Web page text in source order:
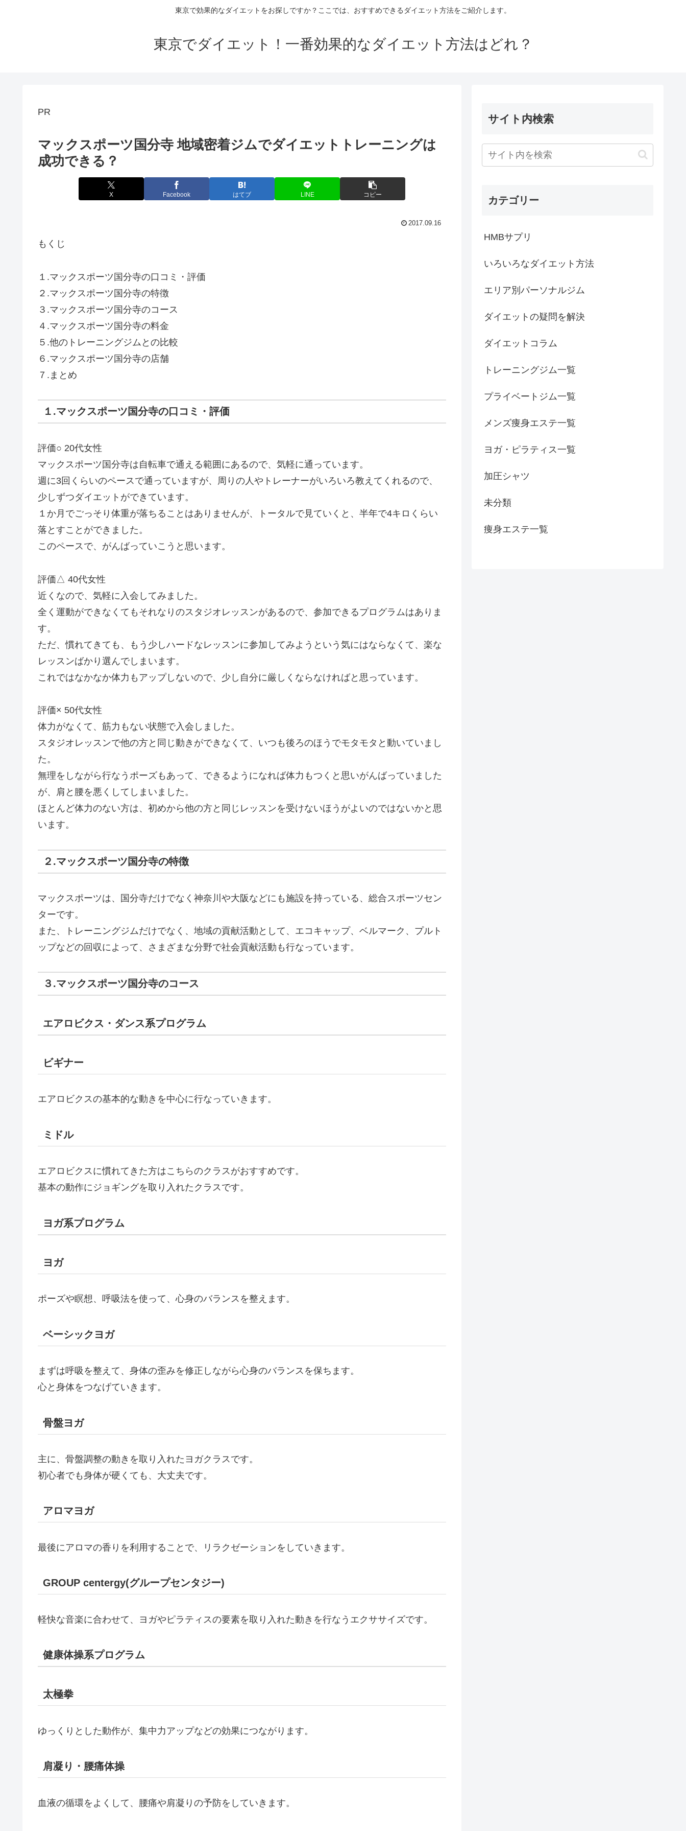
東京で効果的なダイエットをお探しですか？ここでは、おすすめできるダイエット方法をご紹介します。
東京でダイエット！一番効果的なダイエット方法はどれ？
PR
マックスポーツ国分寺 地域密着ジムでダイエットトレーニングは
成功できる？
X Facebook はてブ LINE コピー
2017.09.16
もくじ
１.マックスポーツ国分寺の口コミ・評価
２.マックスポーツ国分寺の特徴
３.マックスポーツ国分寺のコース
４.マックスポーツ国分寺の料金
５.他のトレーニングジムとの比較
６.マックスポーツ国分寺の店舗
７.まとめ
１.マックスポーツ国分寺の口コミ・評価
評価○ 20代女性
マックスポーツ国分寺は自転車で通える範囲にあるので、気軽に通っています。
週に3回くらいのペースで通っていますが、周りの人やトレーナーがいろいろ教えてくれるので、
少しずつダイエットができています。
１か月でごっそり体重が落ちることはありませんが、トータルで見ていくと、半年で4キロくらい
落とすことができました。
このペースで、がんばっていこうと思います。
評価△ 40代女性
近くなので、気軽に入会してみました。
全く運動ができなくてもそれなりのスタジオレッスンがあるので、参加できるプログラムはありま
す。
ただ、慣れてきても、もう少しハードなレッスンに参加してみようという気にはならなくて、楽な
レッスンばかり選んでしまいます。
これではなかなか体力もアップしないので、少し自分に厳しくならなければと思っています。
評価× 50代女性
体力がなくて、筋力もない状態で入会しました。
スタジオレッスンで他の方と同じ動きができなくて、いつも後ろのほうでモタモタと動いていまし
た。
無理をしながら行なうポーズもあって、できるようになれば体力もつくと思いがんばっていました
が、肩と腰を悪くしてしまいました。
ほとんど体力のない方は、初めから他の方と同じレッスンを受けないほうがよいのではないかと思
います。
２.マックスポーツ国分寺の特徴
マックスポーツは、国分寺だけでなく神奈川や大阪などにも施設を持っている、総合スポーツセン
ターです。
また、トレーニングジムだけでなく、地域の貢献活動として、エコキャップ、ベルマーク、プルト
ップなどの回収によって、さまざまな分野で社会貢献活動も行なっています。
３.マックスポーツ国分寺のコース
エアロビクス・ダンス系プログラム
ビギナー
エアロビクスの基本的な動きを中心に行なっていきます。
ミドル
エアロビクスに慣れてきた方はこちらのクラスがおすすめです。
基本の動作にジョギングを取り入れたクラスです。
ヨガ系プログラム
ヨガ
ポーズや瞑想、呼吸法を使って、心身のバランスを整えます。
ベーシックヨガ
まずは呼吸を整えて、身体の歪みを修正しながら心身のバランスを保ちます。
心と身体をつなげていきます。
骨盤ヨガ
主に、骨盤調整の動きを取り入れたヨガクラスです。
初心者でも身体が硬くても、大丈夫です。
アロマヨガ
最後にアロマの香りを利用することで、リラクゼーションをしていきます。
GROUP centergy(グループセンタジー)
軽快な音楽に合わせて、ヨガやピラティスの要素を取り入れた動きを行なうエクササイズです。
健康体操系プログラム
太極拳
ゆっくりとした動作が、集中力アップなどの効果につながります。
肩凝り・腰痛体操
血液の循環をよくして、腰痛や肩凝りの予防をしていきます。
サイト内検索
カテゴリー
HMBサプリ
いろいろなダイエット方法
エリア別パーソナルジム
ダイエットの疑問を解決
ダイエットコラム
トレーニングジム一覧
プライベートジム一覧
メンズ痩身エステ一覧
ヨガ・ピラティス一覧
加圧シャツ
未分類
痩身エステ一覧